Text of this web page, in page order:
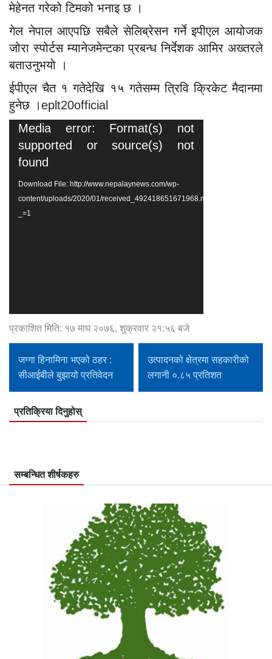
मेहेनत गरेको टिमको भनाइ छ ।
गेल नेपाल आएपछि सबैले सेलिब्रेसन गर्ने इपीएल आयोजक
जोरा स्पोर्टस म्यानेजमेन्टका प्रबन्ध निर्देशक आमिर अख्तरले
बताउनुभयाे ।
ईपीएल चैत १ गतेदेखि १५ गतेसम्म त्रिवि क्रिकेट मैदानमा
हुनेछ ।eplt20official
Video
Player
Media error: Format(s) not
supported or source(s) not
found
Download File: http://www.nepalaynews.com/wp-
content/uploads/2020/01/received_492418651671968.mp4?
_=1
प्रकाशित मिति: १७ माघ २०७६, शुक्रवार २१:५६ बजे
जग्गा हिनामिना भएको ठहर :
सीआईबीले बुझायो प्रतिवेदन
उत्पादनको क्षेत्रमा सहकारीको
लगानी ०.८५ प्रतिशत
प्रतिक्रिया दिनुहोस्
सम्बन्धित शीर्षकहरु